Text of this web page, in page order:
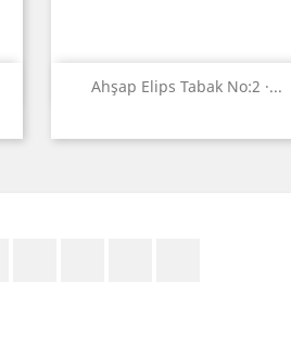
Ahşap Elips Tabak No:2 ·...
Quick view